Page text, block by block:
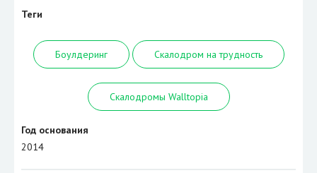
Теги
Боулдеринг Скалодром на трудность
Скалодромы Walltopia
Год основания
2014